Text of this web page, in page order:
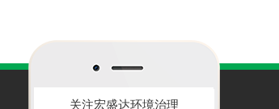
关注宏盛达环境治理